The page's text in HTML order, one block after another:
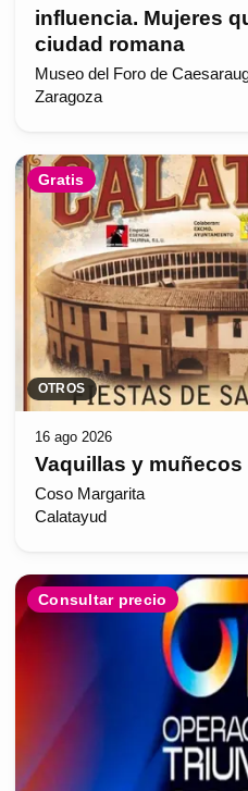
influencia. Mujeres
ciudad romana
Museo del Foro de
Zaragoza
Gratis
OTROS
16 ago 2026
Vaquillas y muñecos
Coso Margarita
Calatayud
Consultar precio